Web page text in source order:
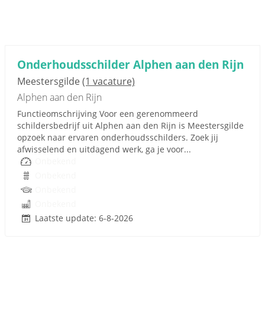
Onderhoudsschilder Alphen aan den Rijn
Meestersgilde(1 vacature)
Alphen aan den Rijn
Functieomschrijving Voor een gerenommeerd
schildersbedrijf uit Alphen aan den Rijn is Meestersgilde
opzoek naar ervaren onderhoudsschilders. Zoek jij
afwisselend en uitdagend werk, ga je voor...
Laatste update: 6-8-2026